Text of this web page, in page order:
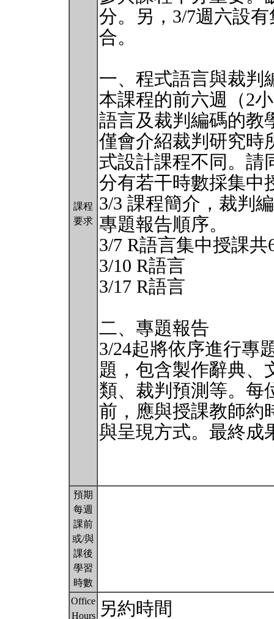
課程
要求
分。另，3/7週六設
合。
一、程式語言與裁判
本課程的前六週（2
語言及裁判編碼的教
僅會介紹裁判研究時
式設計課程不同。請
分有若干時數採集中
3/3 課程簡介，裁判
專題報告順序。
3/7 R語言集中授課共
3/10 R語言
3/17 R語言
二、專題報告
3/24起將依序進行專
題，包含製作辭典、
類、裁判預測等。每
前，應與授課教師約
與呈現方式。最終成
預期
每週
課前
或/與
課後
學習
時數
Office
Hours
另約時間